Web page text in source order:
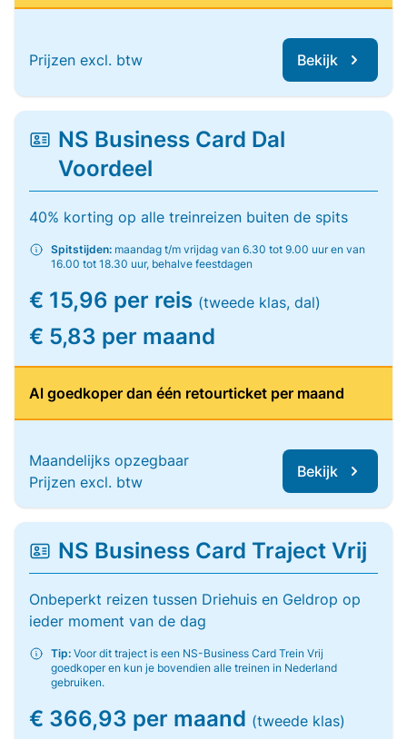
Prijzen excl. btw Bekijk
NS Business Card Dal
Voordeel
40% korting op alle treinreizen buiten de spits
Spitstijden: maandag t/m vrijdag van 6.30 tot 9.00 uur en van
16.00 tot 18.30 uur, behalve feestdagen
€ 15,96 per reis (tweede klas, dal)
€ 5,83 per maand
Al goedkoper dan één retourticket per maand
Maandelijks opzegbaar
Prijzen excl. btw
Bekijk
NS Business Card Traject Vrij
Onbeperkt reizen tussen Driehuis en Geldrop op
ieder moment van de dag
Tip: Voor dit traject is een NS-Business Card Trein Vrij
goedkoper en kun je bovendien alle treinen in Nederland
gebruiken.
€ 366,93 per maand (tweede klas)